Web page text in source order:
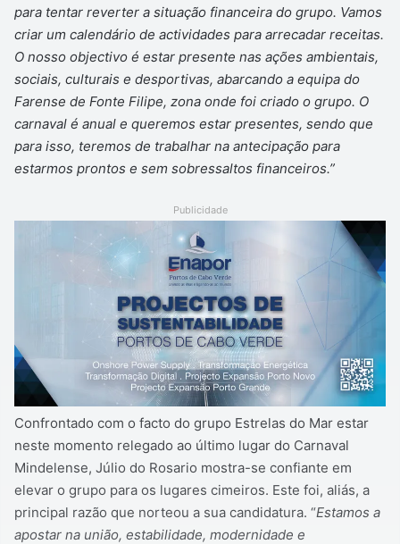
para tentar reverter a situação financeira do grupo. Vamos
criar um calendário de actividades para arrecadar receitas.
O nosso objectivo é estar presente nas ações ambientais,
sociais, culturais e desportivas, abarcando a equipa do
Farense de Fonte Filipe, zona onde foi criado o grupo. O
carnaval é anual e queremos estar presentes, sendo que
para isso, teremos de trabalhar na antecipação para
estarmos prontos e sem sobressaltos financeiros.”
Publicidade
Confrontado com o facto do grupo Estrelas do Mar estar
neste momento relegado ao último lugar do Carnaval
Mindelense, Júlio do Rosario mostra-se confiante em
elevar o grupo para os lugares cimeiros. Este foi, aliás, a
principal razão que norteou a sua candidatura. “Estamos a
apostar na união, estabilidade, modernidade e